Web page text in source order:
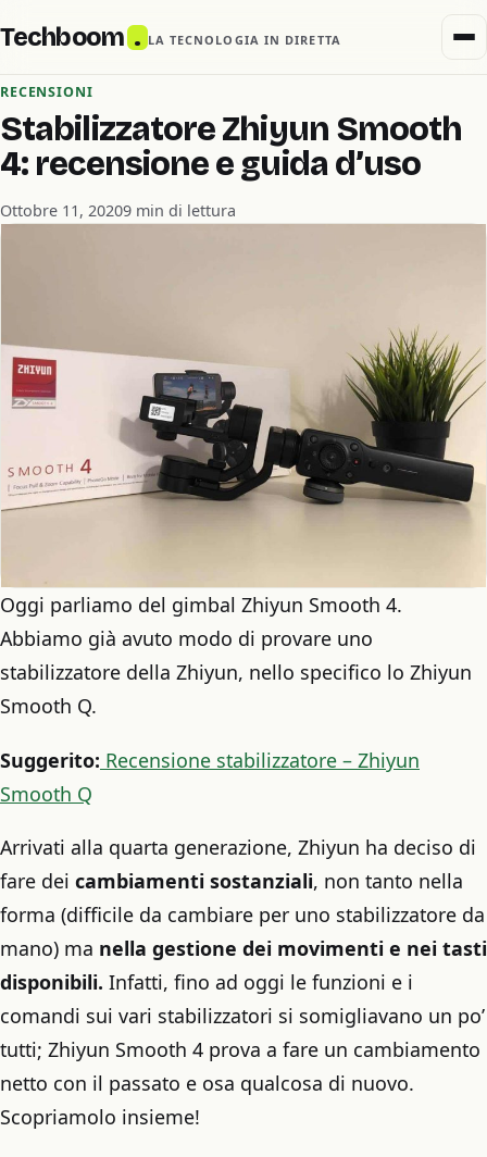
Techboom . LA TECNOLOGIA IN DIRETTA
RECENSIONI
Stabilizzatore Zhiyun Smooth
4: recensione e guida d’uso
Ottobre 11, 20209 min di lettura
Oggi parliamo del gimbal Zhiyun Smooth 4.
Abbiamo già avuto modo di provare uno
stabilizzatore della Zhiyun, nello specifico lo Zhiyun
Smooth Q.
Suggerito: Recensione stabilizzatore – Zhiyun
Smooth Q
Arrivati alla quarta generazione, Zhiyun ha deciso di
fare dei cambiamenti sostanziali, non tanto nella
forma (difficile da cambiare per uno stabilizzatore da
mano) ma nella gestione dei movimenti e nei tasti
disponibili. Infatti, fino ad oggi le funzioni e i
comandi sui vari stabilizzatori si somigliavano un po’
tutti; Zhiyun Smooth 4 prova a fare un cambiamento
netto con il passato e osa qualcosa di nuovo.
Scopriamolo insieme!